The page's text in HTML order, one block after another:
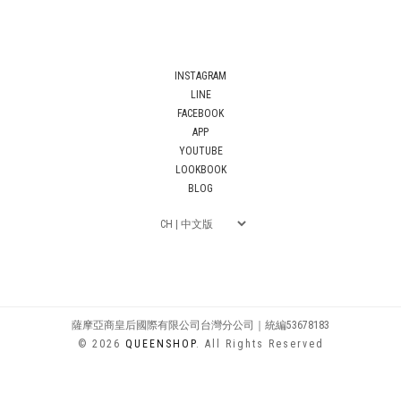
INSTAGRAM
LINE
FACEBOOK
APP
YOUTUBE
LOOKBOOK
BLOG
薩摩亞商皇后國際有限公司台灣分公司｜統編53678183
© 2026 QUEENSHOP. All Rights Reserved